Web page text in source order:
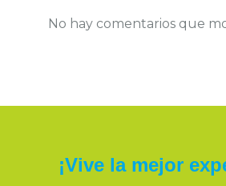
No hay comentarios que
¡Vive la mejor